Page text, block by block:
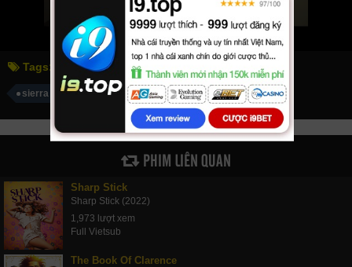
Tags: sierra burgess - kẻ thất bại
sierra burgess is a loser
PHIM LIÊN QUAN
Sharp Stick
Sharp Stick (2022)
1,973 lượt xem
Full Vietsub
The Book Of Clarence